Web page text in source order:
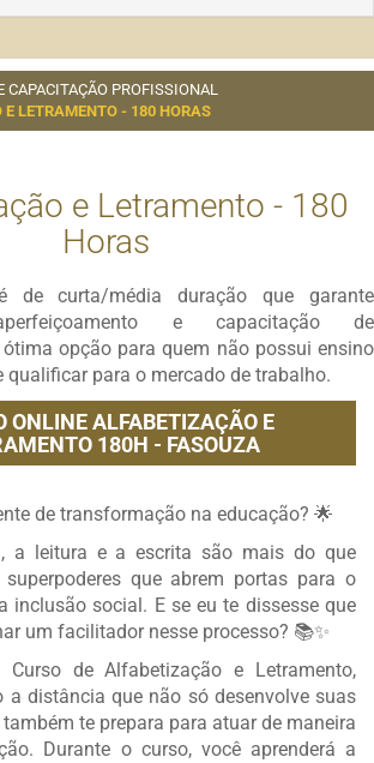
CAPACITAÇÃO PROFISSIONAL
LETRAMENTO - 180 HORAS
e Letramento - 180
Horas
de curta/média duração que garante
e capacitação de
opção para quem não possui ensino
qualificar para o mercado de trabalho.
ONLINE ALFABETIZAÇÃO E
180H - FASOUZA
de transformação na educação? 🌟
a leitura e a escrita são mais do que
superpoderes que abrem portas para o
inclusão social. E se eu te dissesse que
um facilitador nesse processo? 📚✨
Curso de Alfabetização e Letramento,
a distância que não só desenvolve suas
te prepara para atuar de maneira
Durante o curso, você aprenderá a